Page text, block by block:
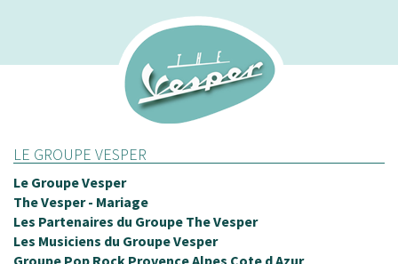
LE GROUPE VESPER
Le Groupe Vesper
The Vesper - Mariage
Les Partenaires du Groupe The Vesper
Les Musiciens du Groupe Vesper